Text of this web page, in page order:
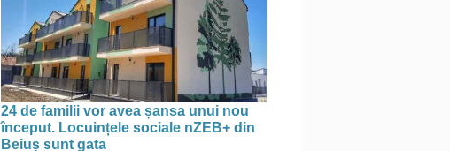
24 de familii vor avea șansa unui nou
început. Locuințele sociale nZEB+ din
Beiuș sunt gata